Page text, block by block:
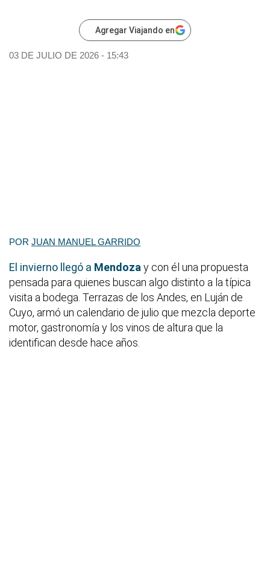
Agregar Viajando en
03 DE JULIO DE 2026 - 15:43
POR JUAN MANUEL GARRIDO
El invierno llegó a Mendoza y con él una propuesta
pensada para quienes buscan algo distinto a la típica
visita a bodega. Terrazas de los Andes, en Luján de
Cuyo, armó un calendario de julio que mezcla deporte
motor, gastronomía y los vinos de altura que la
identifican desde hace años.